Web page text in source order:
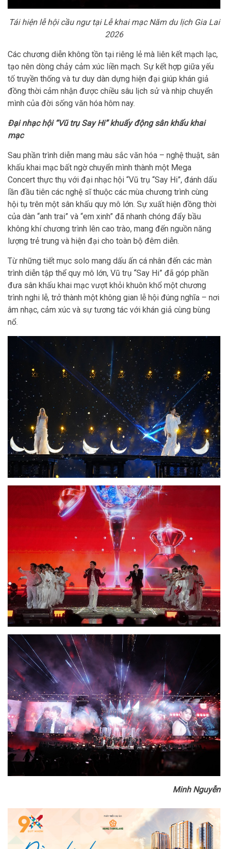
Tái hiện lễ hội cầu ngư tại Lễ khai mạc Năm du lịch Gia Lai
2026
Các chương diễn không tồn tại riêng lẻ mà liên kết mạch lạc,
tạo nên dòng chảy cảm xúc liền mạch. Sự kết hợp giữa yếu
tố truyền thống và tư duy dàn dựng hiện đại giúp khán giả
đồng thời cảm nhận được chiều sâu lịch sử và nhịp chuyển
mình của đời sống văn hóa hôm nay.
Đại nhạc hội “Vũ trụ Say Hi” khuấy động sân khấu khai
mạc
Sau phần trình diễn mang màu sắc văn hóa – nghệ thuật, sân
khấu khai mạc bất ngờ chuyển mình thành một Mega
Concert thực thụ với đại nhạc hội “Vũ trụ “Say Hi”, đánh dấu
lần đầu tiên các nghệ sĩ thuộc các mùa chương trình cùng
hội tụ trên một sân khấu quy mô lớn. Sự xuất hiện đồng thời
của dàn “anh trai” và “em xinh” đã nhanh chóng đẩy bầu
không khí chương trình lên cao trào, mang đến nguồn năng
lượng trẻ trung và hiện đại cho toàn bộ đêm diễn.
Từ những tiết mục solo mang dấu ấn cá nhân đến các màn
trình diễn tập thể quy mô lớn, Vũ trụ “Say Hi” đã góp phần
đưa sân khấu khai mạc vượt khỏi khuôn khổ một chương
trình nghi lễ, trở thành một không gian lễ hội đúng nghĩa – nơi
âm nhạc, cảm xúc và sự tương tác với khán giả cùng bùng
nổ.
Minh Nguyễn